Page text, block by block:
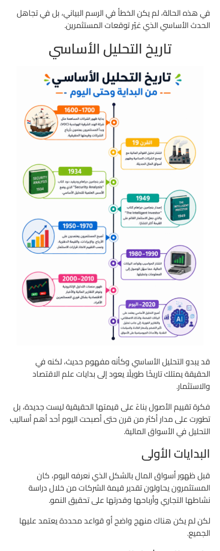
في هذه الحالة، لم يكن الخطأ في الرسم البياني، بل في تجاهل
الحدث الأساسي الذي غيّر توقعات المستثمرين.
تاريخ التحليل الأساسي
قد يبدو التحليل الأساسي وكأنه مفهوم حديث، لكنه في
الحقيقة يمتلك تاريخًا طويلًا يعود إلى بدايات علم الاقتصاد
والاستثمار.
فكرة تقييم الأصول بناءً على قيمتها الحقيقية ليست جديدة، بل
تطورت على مدار أكثر من قرن حتى أصبحت اليوم أحد أهم أساليب
التحليل في الأسواق المالية.
البدايات الأولى
قبل ظهور أسواق المال بالشكل الذي نعرفه اليوم، كان
المستثمرون يحاولون تقدير قيمة الشركات من خلال دراسة
نشاطها التجاري وأرباحها وقدرتها على تحقيق النمو.
لكن لم يكن هناك منهج واضح أو قواعد محددة يعتمد عليها
الجميع.